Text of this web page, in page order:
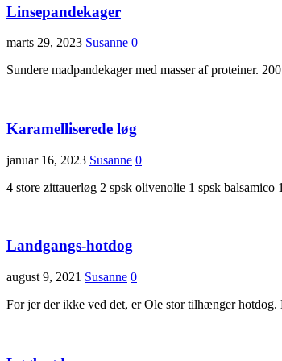
Linsepandekager
marts 29, 2023 Susanne 0
Sundere madpandekager med masser af proteiner.
Karamelliserede løg
januar 16, 2023 Susanne 0
4 store zittauerløg 2 spsk olivenolie 1 spsk
Landgangs-hotdog
august 9, 2021 Susanne 0
For jer der ikke ved det, er Ole stor tilhænger